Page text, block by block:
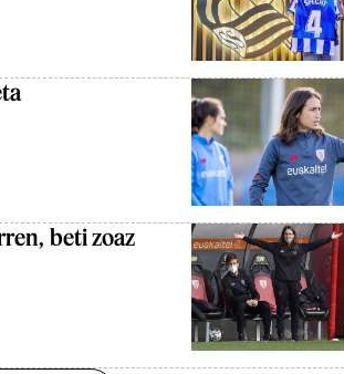
beti zoaz